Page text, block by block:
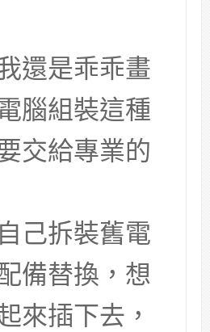
還是乖乖畫
腦組裝這種
交給專業的
己拆裝舊電
備替換，想
來插下去，